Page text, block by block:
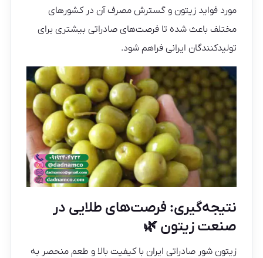
مورد فواید زیتون و گسترش مصرف آن در کشورهای
مختلف باعث شده تا فرصت‌های صادراتی بیشتری برای
تولیدکنندگان ایرانی فراهم شود.
نتیجه‌گیری: فرصت‌های طلایی در
صنعت زیتون 🌿
زیتون شور صادراتی ایران با کیفیت بالا و طعم منحصر به